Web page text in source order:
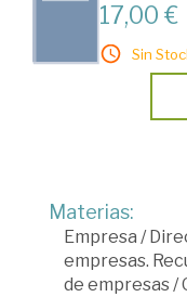
17,00 €
Sin
Materias:
Empresa /
empresas.
de empresas/